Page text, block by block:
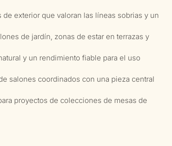
exterior que valoran las líneas sobrias y un
de jardín, zonas de estar en terrazas y
y un rendimiento fiable para el uso
salones coordinados con una pieza central
proyectos de colecciones de mesas de